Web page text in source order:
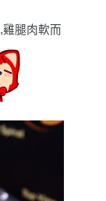
腿肉軟而